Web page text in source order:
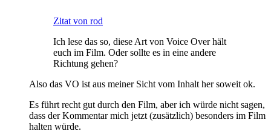
Zitat von rod
Ich lese das so, diese Art von Voice Over hält
euch im Film. Oder sollte es in eine andere
Richtung gehen?
Also das VO ist aus meiner Sicht vom Inhalt her soweit ok.
Es führt recht gut durch den Film, aber ich würde nicht sagen,
dass der Kommentar mich jetzt (zusätzlich) besonders im Film
halten würde.